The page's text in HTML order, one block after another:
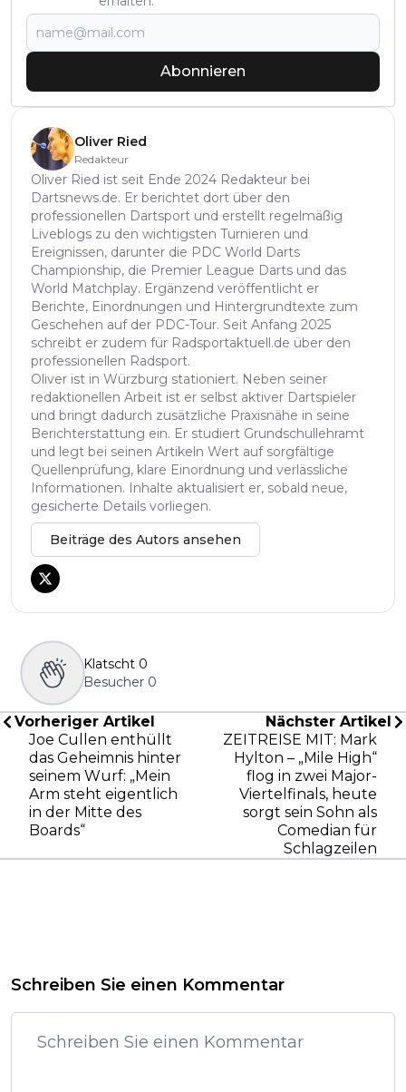
Abonnieren
Oliver Ried
Redakteur
Oliver Ried ist seit Ende 2024 Redakteur bei
Dartsnews.de. Er berichtet dort über den
professionellen Dartsport und erstellt regelmäßig
Liveblogs zu den wichtigsten Turnieren und
Ereignissen, darunter die PDC World Darts
Championship, die Premier League Darts und das
World Matchplay. Ergänzend veröffentlicht er
Berichte, Einordnungen und Hintergrundtexte zum
Geschehen auf der PDC-Tour. Seit Anfang 2025
schreibt er zudem für Radsportaktuell.de über den
professionellen Radsport.
Oliver ist in Würzburg stationiert. Neben seiner
redaktionellen Arbeit ist er selbst aktiver Dartspieler
und bringt dadurch zusätzliche Praxisnähe in seine
Berichterstattung ein. Er studiert Grundschullehramt
und legt bei seinen Artikeln Wert auf sorgfältige
Quellenprüfung, klare Einordnung und verlässliche
Informationen. Inhalte aktualisiert er, sobald neue,
gesicherte Details vorliegen.
Beiträge des Autors ansehen
Klatscht 0
Besucher 0
Vorheriger Artikel
Joe Cullen enthüllt
das Geheimnis hinter
seinem Wurf: „Mein
Arm steht eigentlich
in der Mitte des
Boards“
Nächster Artikel
ZEITREISE MIT: Mark
Hylton – „Mile High“
flog in zwei Major-
Viertelfinals, heute
sorgt sein Sohn als
Comedian für
Schlagzeilen
Schreiben Sie einen Kommentar